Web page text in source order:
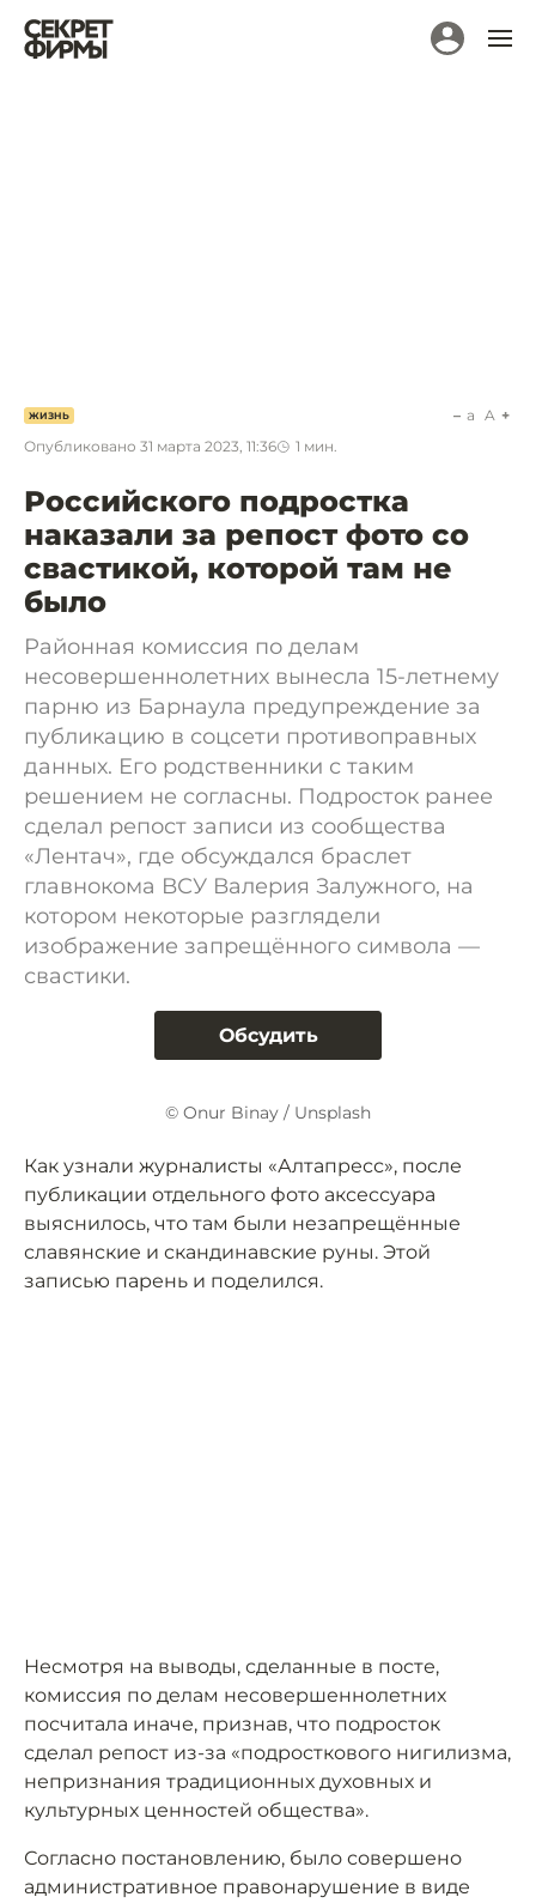
ЖИЗНЬ
Опубликовано 31 марта 2023, 11:36 1 мин.
a A
Российского подростка
наказали за репост фото со
свастикой, которой там не
было
Районная комиссия по делам
несовершеннолетних вынесла 15-летнему
парню из Барнаула предупреждение за
публикацию в соцсети противоправных
данных. Его родственники с таким
решением не согласны. Подросток ранее
сделал репост записи из сообщества
«Лентач», где обсуждался браслет
главнокома ВСУ Валерия Залужного, на
котором некоторые разглядели
изображение запрещённого символа —
свастики.
Обсудить
© Onur Binay / Unsplash
Как узнали журналисты «Алтапресс», после
публикации отдельного фото аксессуара
выяснилось, что там были незапрещённые
славянские и скандинавские руны. Этой
записью парень и поделился.
Несмотря на выводы, сделанные в посте,
комиссия по делам несовершеннолетних
посчитала иначе, признав, что подросток
сделал репост из-за «подросткового нигилизма,
непризнания традиционных духовных и
культурных ценностей общества».
Согласно постановлению, было совершено
административное правонарушение в виде